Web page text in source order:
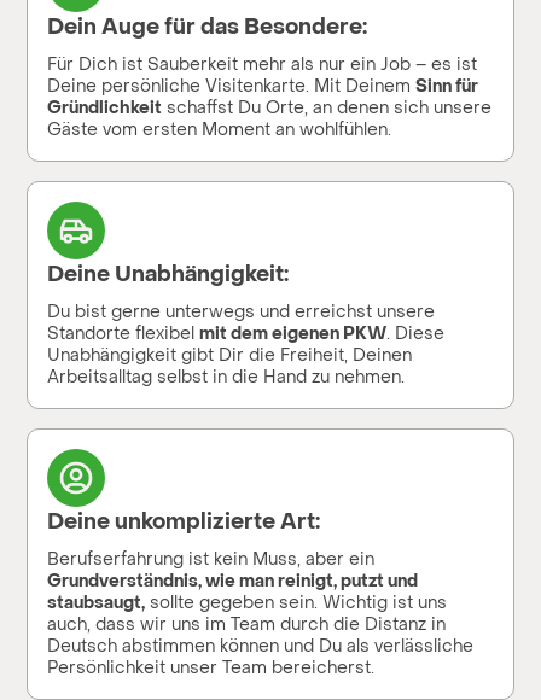
Dein Auge für das Besondere:
Für Dich ist Sauberkeit mehr als nur ein Job – es ist
Deine persönliche Visitenkarte. Mit DeinemSinn für
Gründlichkeit schaffst Du Orte, an denen sich unsere
Gäste vom ersten Moment an wohlfühlen.
Deine Unabhängigkeit:
Du bist gerne unterwegs und erreichst unsere
Standorte flexibelmit dem eigenen PKW. Diese
Unabhängigkeit gibt Dir die Freiheit, Deinen
Arbeitsalltag selbst in die Hand zu nehmen.
Deine unkomplizierte Art:
Berufserfahrung ist kein Muss, aber ein
Grundverständnis, wie man reinigt, putzt und
staubsaugt, sollte gegeben sein. Wichtig ist uns
auch, dass wir uns im Team durch die Distanz in
Deutsch abstimmen können und Du als verlässliche
Persönlichkeit unser Team bereicherst.